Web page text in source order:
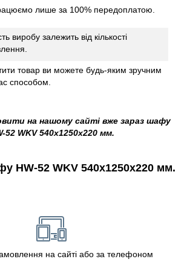
лише за 100% передоплатою.
виробу залежить від кількості
товар ви можете будь-яким зручним
способом.
на нашому сайті вже зараз шафу
52 WKV 540х1250х220 мм.
HW-52 WKV 540х1250х220 мм.
на сайті або за телефоном